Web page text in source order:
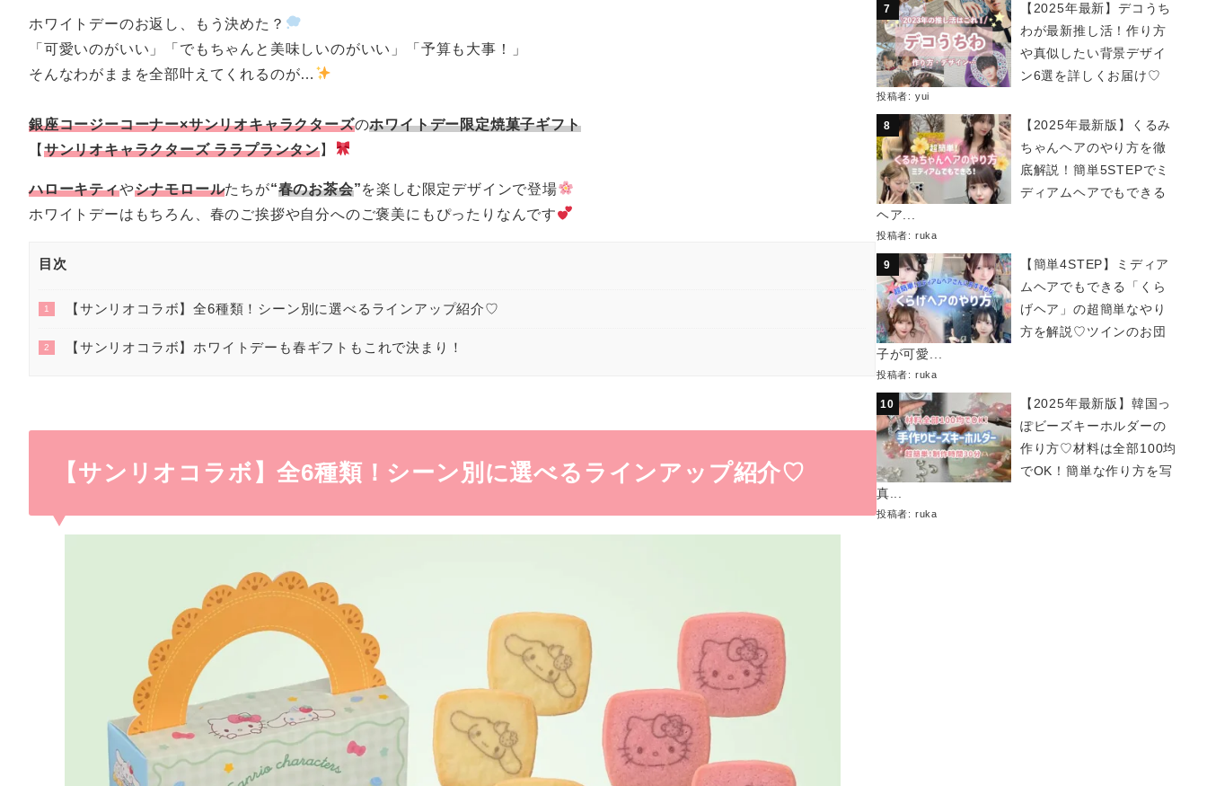
ホワイトデーのお返し、もう決めた？
「可愛いのがいい」「でもちゃんと美味しいのがいい」「予算も大事！」
そんなわがままを全部叶えてくれるのが…
銀座コージーコーナー×サンリオキャラクターズのホワイトデー限定焼菓子ギフト
【 サンリオキャラクターズ ララプランタン】
ハローキティやシナモロールたちが“春のお茶会”を楽しむ限定デザインで登場
ホワイトデーはもちろん、春のご挨拶や自分へのご褒美にもぴったりなんです
目次
1 【サンリオコラボ】全6種類！シーン別に選べるラインアップ紹介♡
2 【サンリオコラボ】ホワイトデーも春ギフトもこれで決まり！
【サンリオコラボ】全6種類！シーン別に選べるラインアップ紹介♡
【2025年最新】デコうち
わが最新推し活！作り方
や真似したい背景デザイ
ン6選を詳しくお届け♡
投稿者: yui
【2025年最新版】くるみ
ちゃんヘアのやり方を徹
底解説！簡単5STEPでミ
ディアムヘアでもできる
ヘア...
投稿者: ruka
【簡単4STEP】ミディア
ムヘアでもできる「くら
げヘア」の超簡単なやり
方を解説♡ツインのお団
子が可愛...
投稿者: ruka
【2025年最新版】韓国っ
ぽビーズキーホルダーの
作り方♡材料は全部100均
でOK！簡単な作り方を写
真...
投稿者: ruka